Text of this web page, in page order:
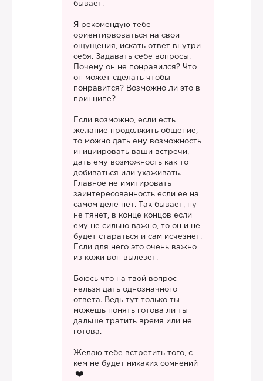
бывает.
Я рекомендую тебе
ориентирвоваться на свои
ощущения, искать ответ внутри
себя. Задавать себе вопросы.
Почему он не понравился? Что
он может сделать чтобы
понравится? Возможно ли это в
принципе?
Если возможно, если есть
желание продолжить общение,
то можно дать ему возможность
инициировать ваши встречи,
дать ему возможность как то
добиваться или ухаживать.
Главное не имитировать
заинтересованность если ее на
самом деле нет. Так бывает, ну
не тянет, в конце концов если
ему не сильно важно, то он и не
будет стараться и сам исчезнет.
Если для него это очень важно
из кожи вон вылезет.
Боюсь что на твой вопрос
нельзя дать однозначного
ответа. Ведь тут только ты
можешь понять готова ли ты
дальше тратить время или не
готова.
Желаю тебе встретить того, с
кем не будет никаких сомнений